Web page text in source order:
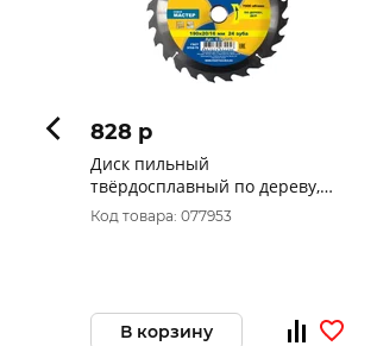
828 p
Диск пильный
твёрдосплавный по дереву,
ДСП ПРАКТИКА 190 х 20\16 мм,
24 зуба 032-256
Код товара: 077953
В корзину